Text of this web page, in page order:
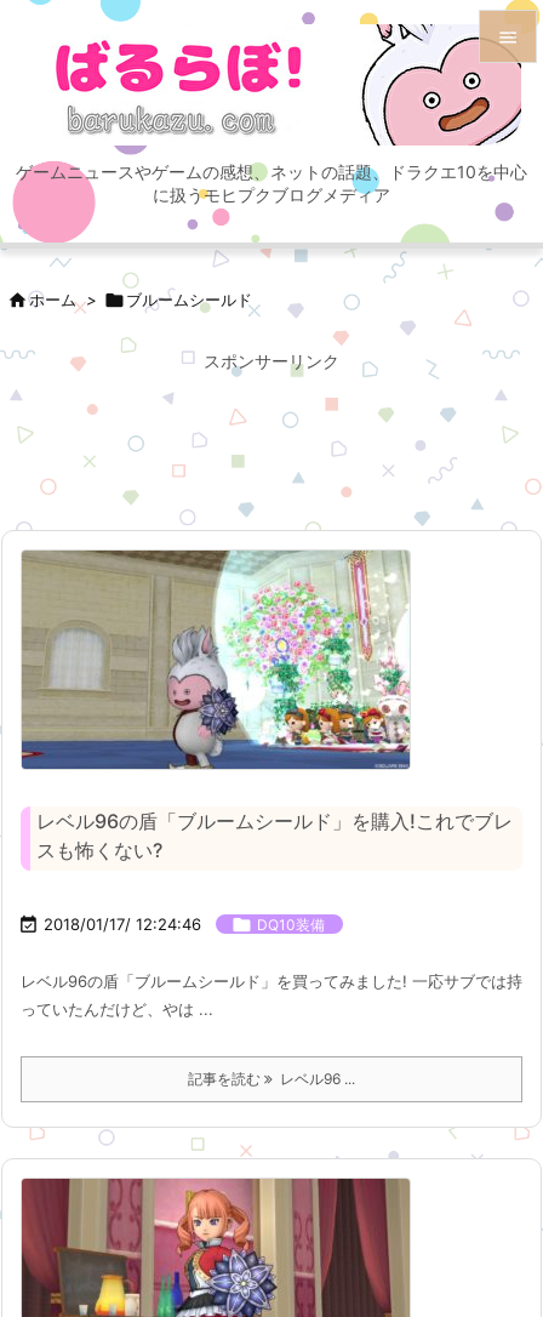
ゲームニュースやゲームの感想、ネットの話題、ドラクエ10を中心
に扱うモヒプクブログメディア

メニュ

サイド

次へ
検索
ホーム > ブルームシールド
スポンサーリンク
レベル96の盾「ブルームシールド」を購入!これでブレ
スも怖くない?
 2018/01/17/ 12:24:46  DQ10装備
レベル96の盾「ブルームシールド」を買ってみました! 一応サブでは持
っていたんだけど、やは ...
記事を読む レベル96 ...